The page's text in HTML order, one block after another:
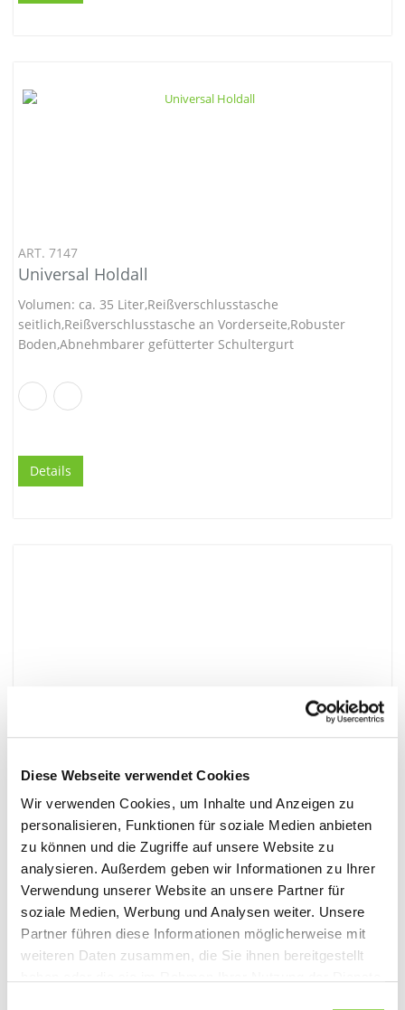
Diese Webseite verwendet Cookies
Wir verwenden Cookies, um Inhalte und Anzeigen zu
personalisieren, Funktionen für soziale Medien anbieten
zu können und die Zugriffe auf unsere Website zu
analysieren. Außerdem geben wir Informationen zu Ihrer
Verwendung unserer Website an unsere Partner für
soziale Medien, Werbung und Analysen weiter. Unsere
Partner führen diese Informationen möglicherweise mit
weiteren Daten zusammen, die Sie ihnen bereitgestellt
ART. 7147
Universal Holdall
Volumen: ca. 35 Liter,Reißverschlusstasche
seitlich,Reißverschlusstasche an Vorderseite,Robuster
Boden,Abnehmbarer gefütterter Schultergurt
Details
Vintage Canvas Holdall
Messing-Applikationen,Innentasche mit
Schultergurt,Volumen: 45 Liter
Details